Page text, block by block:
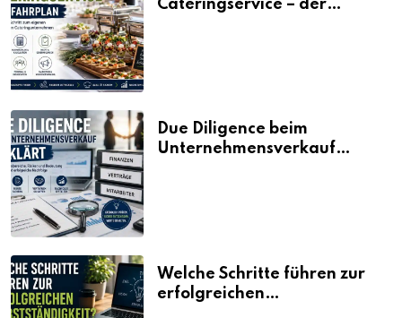
Cateringservice – der
Due Diligence beim
Unternehmensverkauf
Welche Schritte führen zur
erfolgreichen